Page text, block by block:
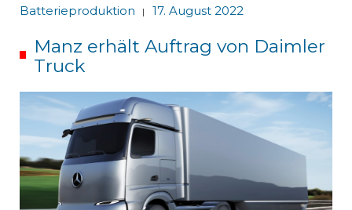
Batterieproduktion | 17. August 2022
Manz erhält Auftrag von Daimler
Truck